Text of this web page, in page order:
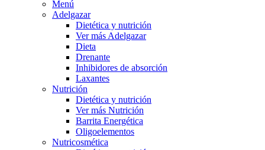
Menú
Adelgazar
Dietética y nutrición
Ver más Adelgazar
Dieta
Drenante
Inhibidores de absorción
Laxantes
Nutrición
Dietética y nutrición
Ver más Nutrición
Barrita Energética
Oligoelementos
Nutricosmética